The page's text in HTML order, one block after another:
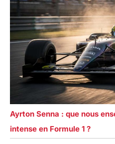
Ayrton Senna : que nous
intense en Formule 1 ?